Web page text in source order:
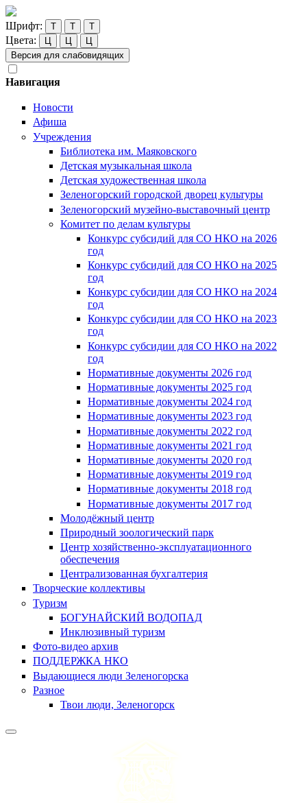
Шрифт: Т Т Т
Цвета: Ц Ц
Ц
Версия для слабовидящих
Навигация
Новости
Афиша
Учреждения
Библиотека им. Маяковского
Детская музыкальная школа
Детская художественная школа
Зеленогорский городской дворец культуры
Зеленогорский музейно-выставочный центр
Комитет по делам культуры
Конкурс субсидий для СО НКО на 2026
год
Конкурс субсидий для СО НКО на 2025
год
Конкурс субсидии для СО НКО на 2024
год
Конкурс субсидии для СО НКО на 2023
год
Конкурс субсидии для СО НКО на 2022
год
Нормативные документы 2026 год
Нормативные документы 2025 год
Нормативные документы 2024 год
Нормативные документы 2023 год
Нормативные документы 2022 год
Нормативные документы 2021 год
Нормативные документы 2020 год
Нормативные документы 2019 год
Нормативные документы 2018 год
Нормативные документы 2017 год
Молодёжный центр
Природный зоологический парк
Центр хозяйственно-эксплуатационного
обеспечения
Централизованная бухгалтерия
Творческие коллективы
Туризм
БОГУНАЙСКИЙ ВОДОПАД
Инклюзивный туризм
Фото-видео архив
ПОДДЕРЖКА НКО
Выдающиеся люди Зеленогорска
Разное
Твои люди, Зеленогорск